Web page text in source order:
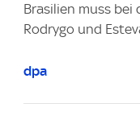
Brasilien muss bei
Rodrygo und
dpa